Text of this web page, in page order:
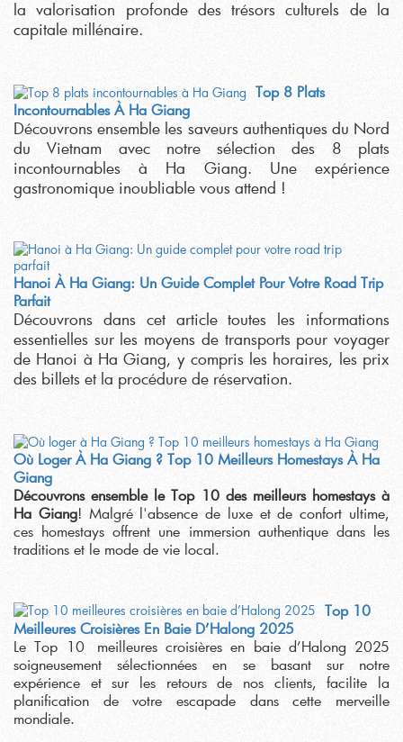
la valorisation profonde des trésors culturels de la
capitale millénaire.
Top 8 Plats
Incontournables À Ha Giang
Découvrons ensemble les saveurs authentiques du Nord
du Vietnam avec notre sélection des 8 plats
incontournables à Ha Giang. Une expérience
gastronomique inoubliable vous attend !
Hanoi À Ha Giang: Un Guide Complet Pour Votre Road Trip
Parfait
Découvrons dans cet article toutes les informations
essentielles sur les moyens de transports pour voyager
de Hanoi à Ha Giang, y compris les horaires, les prix
des billets et la procédure de réservation.
Où Loger À Ha Giang ? Top 10 Meilleurs Homestays À Ha
Giang
Découvrons ensemble le Top 10 des meilleurs homestays à
Ha Giang! Malgré l'absence de luxe et de confort ultime,
ces homestays offrent une immersion authentique dans les
traditions et le mode de vie local.
Top 10
Meilleures Croisières En Baie D’Halong 2025
Le Top 10 meilleures croisières en baie d’Halong 2025
soigneusement sélectionnées en se basant sur notre
expérience et sur les retours de nos clients, facilite la
planification de votre escapade dans cette merveille
mondiale.